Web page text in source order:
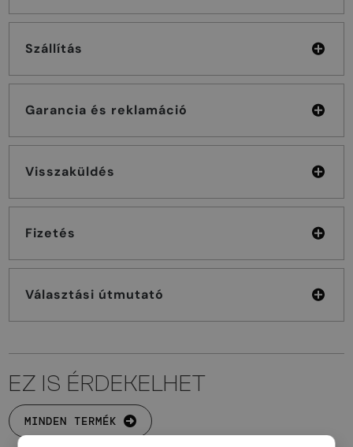
Szállítás
Garancia és reklamáció
Visszaküldés
Fizetés
Választási útmutató
EZ IS ÉRDEKELHET
MINDEN TERMÉK